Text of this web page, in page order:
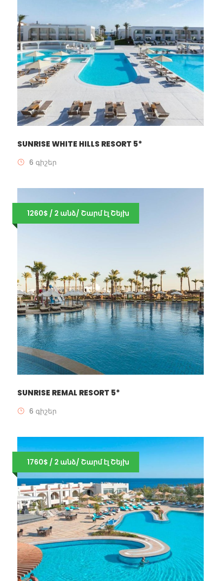
SUNRISE WHITE HILLS RESORT 5*
6 գիշեր
1260$ / 2 անձ/ Շարմ էլ Շեյխ
SUNRISE REMAL RESORT 5*
6 գիշեր
1760$ / 2 անձ/ Շարմ էլ Շեյխ